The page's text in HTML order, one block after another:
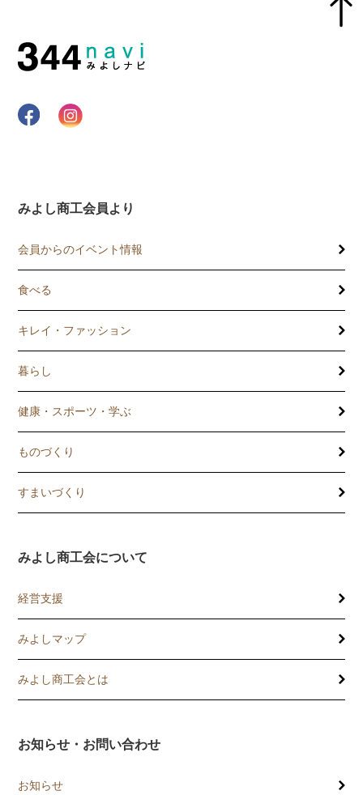
みよし商工会員より
会員からのイベント情報
食べる
キレイ・ファッション
暮らし
健康・スポーツ・学ぶ
ものづくり
すまいづくり
みよし商工会について
経営支援
講習会
記帳相談指導
みよしマップ
みよし商工会とは
お知らせ・お問い合わせ
お知らせ